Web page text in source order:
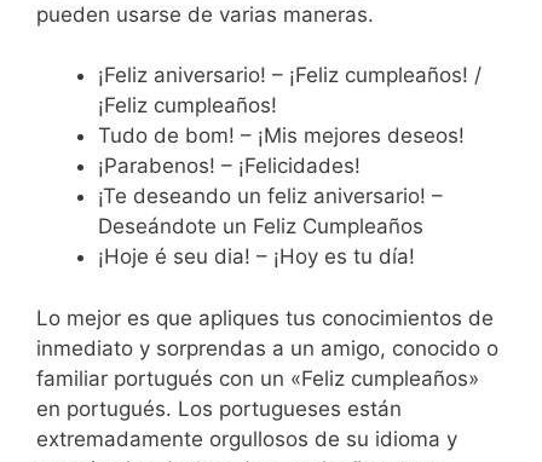
pueden usarse de varias maneras.
¡Feliz aniversario! – ¡Feliz cumpleaños! /
¡Feliz cumpleaños!
Tudo de bom! – ¡Mis mejores deseos!
¡Parabenos! – ¡Felicidades!
¡Te deseando un feliz aniversario! –
Deseándote un Feliz Cumpleaños
¡Hoje é seu dia! – ¡Hoy es tu día!
Lo mejor es que apliques tus conocimientos de
inmediato y sorprendas a un amigo, conocido o
familiar portugués con un «Feliz cumpleaños»
en portugués. Los portugueses están
extremadamente orgullosos de su idioma y